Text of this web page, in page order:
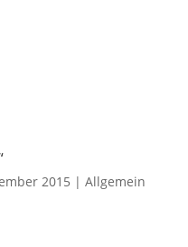
2015 | Allgemein